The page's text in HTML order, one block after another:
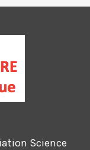
Science